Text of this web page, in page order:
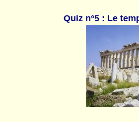
Quiz n°5 : Le